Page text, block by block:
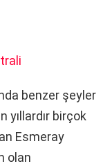
benzer şeyler
yıllardır birçok
Esmeray
olan